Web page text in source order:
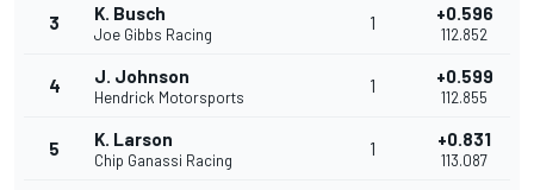
3 K. Busch
Joe Gibbs Racing
1 +0.596
112.852
4 J. Johnson
Hendrick Motorsports
1 +0.599
112.855
5 K. Larson
Chip Ganassi Racing
1 +0.831
113.087